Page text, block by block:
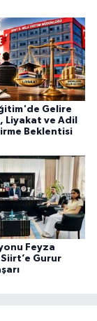
Gelire
Liyakat ve Adil
Beklentisi
Feyza
Gurur